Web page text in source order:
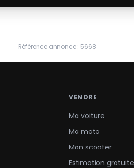
Référence annonce : 5668
VENDRE
Ma voiture
Ma moto
Mon scooter
Estimation gratuite